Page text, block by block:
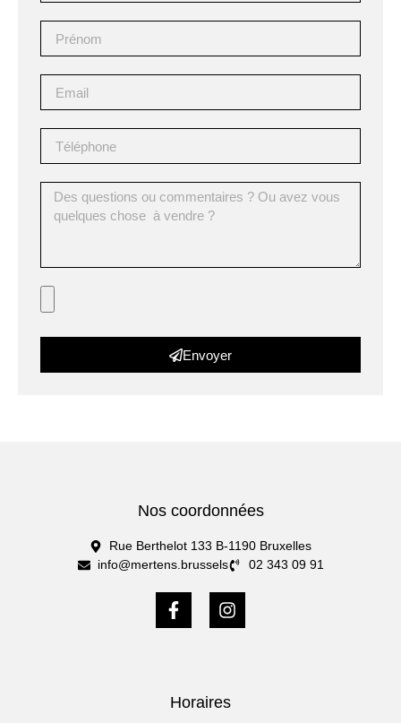
Envoyer
Nos coordonnées
Rue Berthelot 133 B-1190 Bruxelles
info@mertens.brussels
02 343 09 91
Horaires